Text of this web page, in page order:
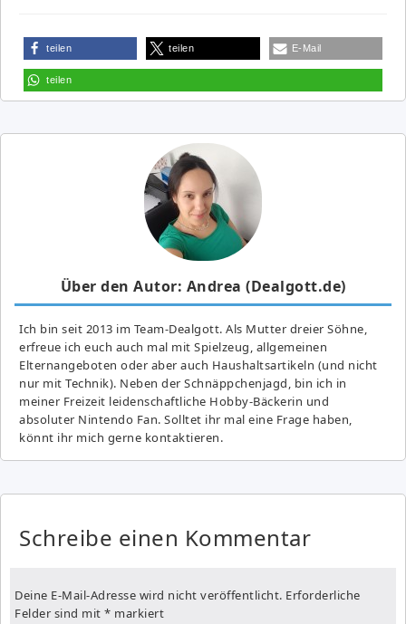
teilen teilen E-Mail
teilen
Über den Autor: Andrea (Dealgott.de)
Ich bin seit 2013 im Team-Dealgott. Als Mutter dreier Söhne,
erfreue ich euch auch mal mit Spielzeug, allgemeinen
Elternangeboten oder aber auch Haushaltsartikeln (und nicht
nur mit Technik). Neben der Schnäppchenjagd, bin ich in
meiner Freizeit leidenschaftliche Hobby-Bäckerin und
absoluter Nintendo Fan. Solltet ihr mal eine Frage haben,
könnt ihr mich gerne kontaktieren.
Schreibe einen Kommentar
Deine E-Mail-Adresse wird nicht veröffentlicht. Erforderliche
Felder sind mit * markiert